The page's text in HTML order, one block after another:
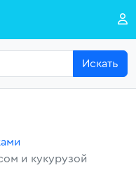
Искать
и кукурузой